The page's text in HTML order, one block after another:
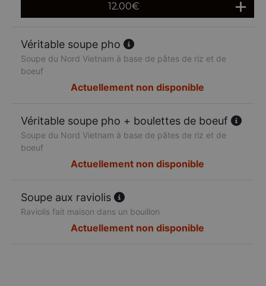
12.00€
Véritable soupe pho
Soupe du Nord Vietnam à base de pâtes de riz et de
boeuf
Actuellement non disponible
Véritable soupe pho + boulettes de boeuf
Soupe du Nord Vietnam à base de pâtes de riz et de
boeuf
Actuellement non disponible
Soupe aux raviolis
Raviolis fait maison dans un bouillon
Actuellement non disponible